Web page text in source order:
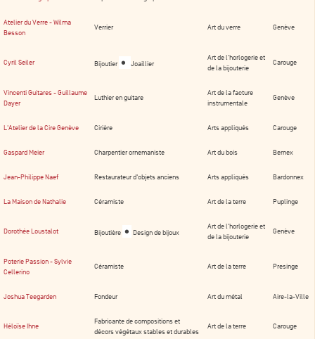
Atelier du Verre - Wilma
Besson
Verrier Art du verre Genève
Cyril Seiler Bijoutier • Joaillier
Art de l'horlogerie et
de la bijouterie
Carouge
Vincenti Guitares - Guillaume
Dayer
Luthier en guitare
Art de la facture
instrumentale
Genève
L'Atelier de la Cire Genève Cirière Arts appliqués Carouge
Gaspard Meier Charpentier ornemaniste Art du bois Bernex
Jean-Philippe Naef Restaurateur d'objets anciens Arts appliqués Bardonnex
La Maison de Nathalie Céramiste Art de la terre Puplinge
Dorothée Loustalot Bijoutière • Design de bijoux
Art de l'horlogerie et
de la bijouterie
Genève
Poterie Passion - Sylvie
Cellerino
Céramiste Art de la terre Presinge
Joshua Teegarden Fondeur Art du métal Aire-la-Ville
Héloïse Ihne
Fabricante de compositions et
décors végétaux stables et durables
Art de la terre Carouge